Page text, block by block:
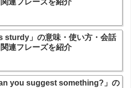
sturdy」の意味・使い方・会話
連フレーズを紹介
you suggest something?」の